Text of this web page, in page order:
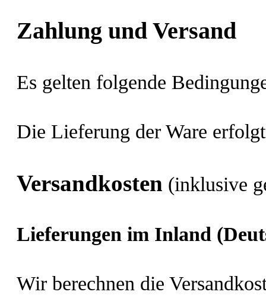
Zahlung und Versand
Es gelten folgende
Die Lieferung der Ware
Versandkosten (inklusive
Lieferungen im Inland
Wir berechnen die